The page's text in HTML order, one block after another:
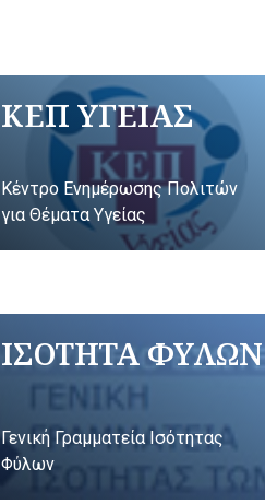
ΚΕΠ ΥΓΕΙΑΣ
Κέντρο Ενημέρωσης Πολιτών
για Θέματα Υγείας
ΙΣΟΤΗΤΑ ΦΥΛΩΝ
Γενική Γραμματεία Ισότητας
Φύλων